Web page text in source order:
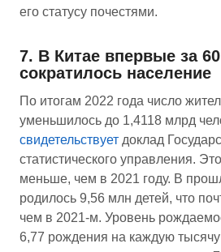
его статусу почестями.
7. В Китае впервые за
сократилось население
По итогам 2022 года число
уменьшилось до 1,4118 млрд
свидетельствует доклад
статистического управления.
меньше, чем в 2021 году. В
родилось 9,56 млн детей, что
чем в 2021-м. Уровень
6,77 рождения на каждую